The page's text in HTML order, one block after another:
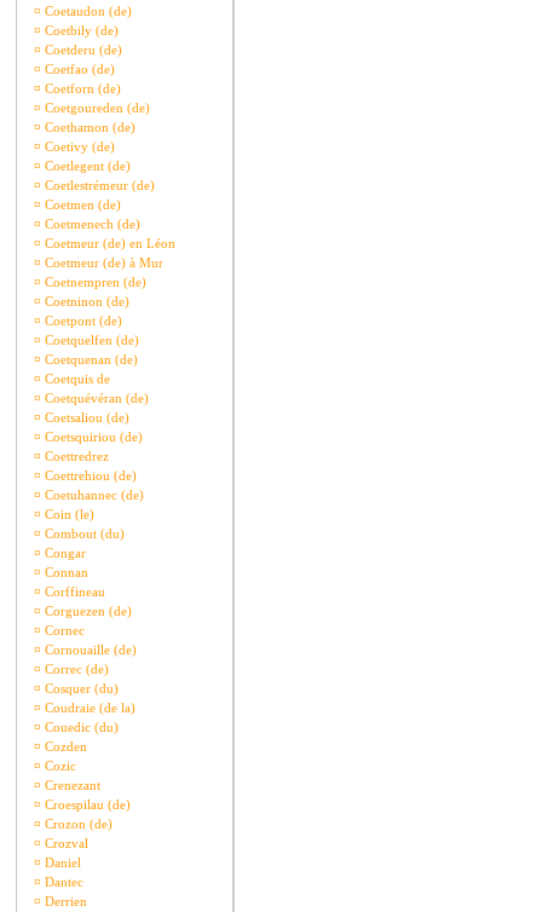
¤ Coetaudon (de)
¤ Coetbily (de)
¤ Coetderu (de)
¤ Coetfao (de)
¤ Coetforn (de)
¤ Coetgoureden (de)
¤ Coethamon (de)
¤ Coetivy (de)
¤ Coetlegent (de)
¤ Coetlestrémeur (de)
¤ Coetmen (de)
¤ Coetmenech (de)
¤ Coetmeur (de) en Léon
¤ Coetmeur (de) à Mur
¤ Coetnempren (de)
¤ Coetninon (de)
¤ Coetpont (de)
¤ Coetquelfen (de)
¤ Coetquenan (de)
¤ Coetquis de
¤ Coetquévéran (de)
¤ Coetsaliou (de)
¤ Coetsquiriou (de)
¤ Coettredrez
¤ Coettrehiou (de)
¤ Coetuhannec (de)
¤ Coin (le)
¤ Combout (du)
¤ Congar
¤ Connan
¤ Corffineau
¤ Corguezen (de)
¤ Cornec
¤ Cornouaille (de)
¤ Correc (de)
¤ Cosquer (du)
¤ Coudraie (de la)
¤ Couedic (du)
¤ Cozden
¤ Cozic
¤ Crenezant
¤ Croespilau (de)
¤ Crozon (de)
¤ Crozval
¤ Daniel
¤ Dantec
¤ Derrien